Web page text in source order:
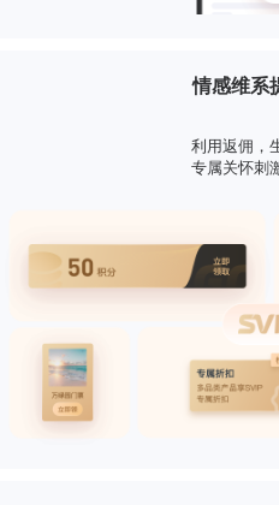
情感维系
利用返佣，
专属关怀刺